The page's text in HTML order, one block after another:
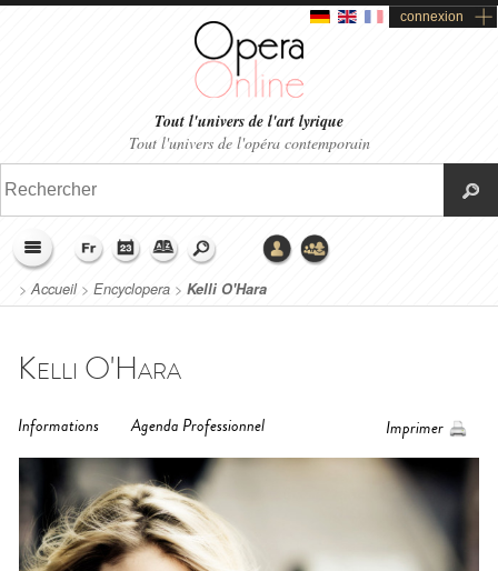
connexion
Tout l'univers de l'art lyrique
Tout l'univers de l'opéra contemporain
>Accueil> Encyclopera > Kelli O'Hara
Kelli O'Hara
Informations Agenda Professionnel Imprimer